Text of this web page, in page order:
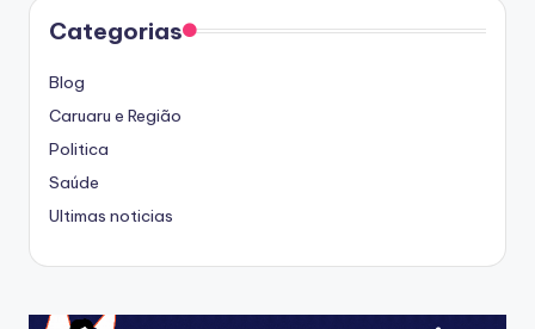
Categorias
Blog
Caruaru e Região
Politica
Saúde
Ultimas noticias